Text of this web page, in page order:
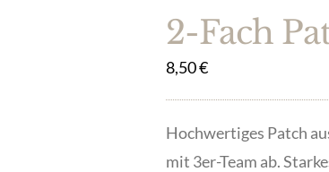
2-Fach
8,50€
Hochwertiges Patch
mit 3er-Team ab.